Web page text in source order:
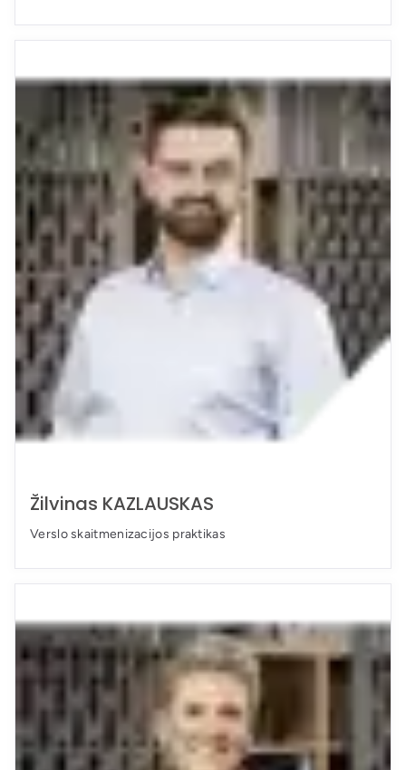
Žilvinas KAZLAUSKAS
Verslo skaitmenizacijos praktikas